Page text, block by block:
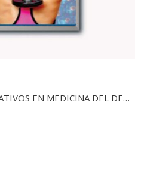
TRATAMIENTOS REGENERATIVOS EN MEDICINA DEL DEPORTE Y TRAUMATOLOGÍA